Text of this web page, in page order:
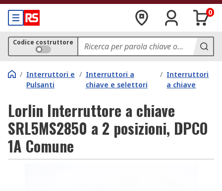
0
Codice costruttore
/ Interruttori e
Pulsanti
/ Interruttori a
chiave e selettori
/ Interruttori
a chiave
Lorlin Interruttore a chiave
SRL5MS2850 a 2 posizioni, DPCO
1A Comune